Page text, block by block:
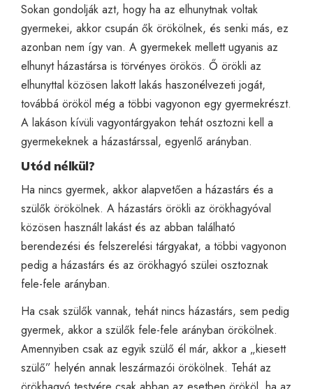
Sokan gondolják azt, hogy ha az elhunytnak voltak
gyermekei, akkor csupán ők örökölnek, és senki más, ez
azonban nem így van. A gyermekek mellett ugyanis az
elhunyt házastársa is törvényes örökös. Ő örökli az
elhunyttal közösen lakott lakás haszonélvezeti jogát,
továbbá örököl még a többi vagyonon egy gyermekrészt.
A lakáson kívüli vagyontárgyakon tehát osztozni kell a
gyermekeknek a házastárssal, egyenlő arányban.
Utód nélkül?
Ha nincs gyermek, akkor alapvetően a házastárs és a
szülők örökölnek. A házastárs örökli az örökhagyóval
közösen használt lakást és az abban található
berendezési és felszerelési tárgyakat, a többi vagyonon
pedig a házastárs és az örökhagyó szülei osztoznak
fele-fele arányban.
Ha csak szülők vannak, tehát nincs házastárs, sem pedig
gyermek, akkor a szülők fele-fele arányban örökölnek.
Amennyiben csak az egyik szülő él már, akkor a „kiesett
szülő” helyén annak leszármazói örökölnek. Tehát az